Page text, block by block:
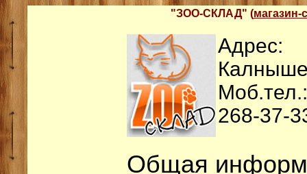
"ЗОО-СКЛАД" (магазин-
268-37-
Общая